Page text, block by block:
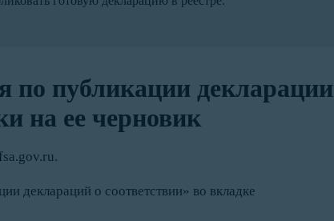
по публикации декларации
на ее черновик
деклараций о соответствии» во вкладке